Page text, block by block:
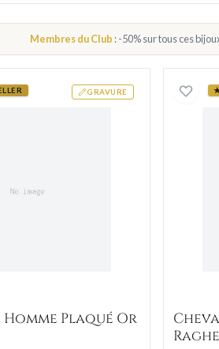
Membres du Club : -50% sur tous ces
GRAVURE
Chevalière Homme Plaqué Or
Plaqué Or